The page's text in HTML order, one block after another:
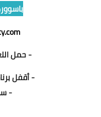
- حمل
- أقفل
-